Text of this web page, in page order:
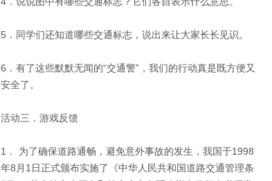
5．同学们还知道哪些交通标志，说出来让大家长长见识。
6．有了这些默默无闻的“交通警”，我们的行动真是既方便又
安全了。
活动三．游戏反馈
1． 为了确保道路通畅，避免意外事故的发生，我国于1998
年8月1日正式颁布实施了《中华人民共和国道路交通管理条